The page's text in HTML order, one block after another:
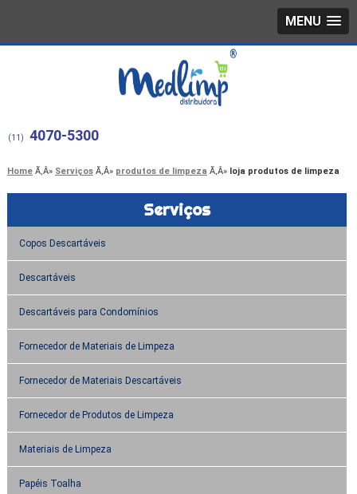
MENU
(11) 4070-5300
Home Serviços produtos de limpeza loja produtos de limpeza
Serviços
Copos Descartáveis
Descartáveis
Descartáveis para Condomínios
Fornecedor de Materiais de Limpeza
Fornecedor de Materiais Descartáveis
Fornecedor de Produtos de Limpeza
Materiais de Limpeza
Papéis Toalha